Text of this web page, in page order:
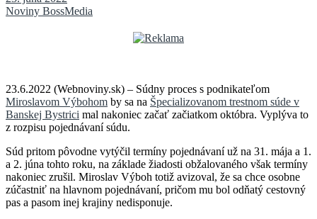
Noviny BossMedia
23.6.2022 (Webnoviny.sk) – Súdny proces s podnikateľom
Miroslavom Výbohom by sa na Špecializovanom trestnom súde v
Banskej Bystrici mal nakoniec začať začiatkom októbra. Vyplýva to
z rozpisu pojednávaní súdu.
Súd pritom pôvodne vytýčil termíny pojednávaní už na 31. mája a 1.
a 2. júna tohto roku, na základe žiadosti obžalovaného však termíny
nakoniec zrušil. Miroslav Výboh totiž avizoval, že sa chce osobne
zúčastniť na hlavnom pojednávaní, pričom mu bol odňatý cestovný
pas a pasom inej krajiny nedisponuje.